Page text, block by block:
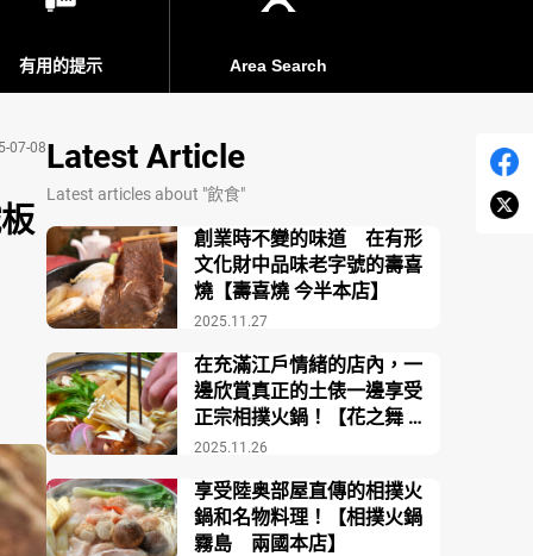
有用的提示 Area Search
07-08Latest Article
Latest articles about "飲食"
2025.11.27
創業時不變的味道 在有形
文化財中品味老字號的壽喜
燒【壽喜燒 今半本店】
2025.11.26
在充滿江戶情緒的店內，一
邊欣賞真正的土俵一邊享受
正宗相撲火鍋！【花之舞 江
戶東京博物館前店】
享受陸奥部屋直傳的相撲火
鍋和名物料理！【相撲火鍋
霧島 兩國本店】